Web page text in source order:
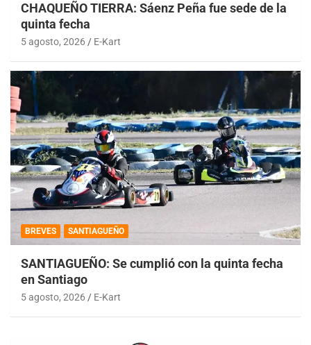
CHAQUEÑO TIERRA: Sáenz Peña fue sede de la
quinta fecha
5 agosto, 2026 E-Kart
BREVES SANTIAGUEÑO
SANTIAGUEÑO: Se cumplió con la quinta fecha
en Santiago
5 agosto, 2026 E-Kart